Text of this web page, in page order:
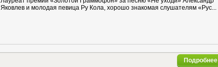
Яковлев и молодая певица Ру Кола, хорошо знакомая слушателям «Рус...
Подробнее